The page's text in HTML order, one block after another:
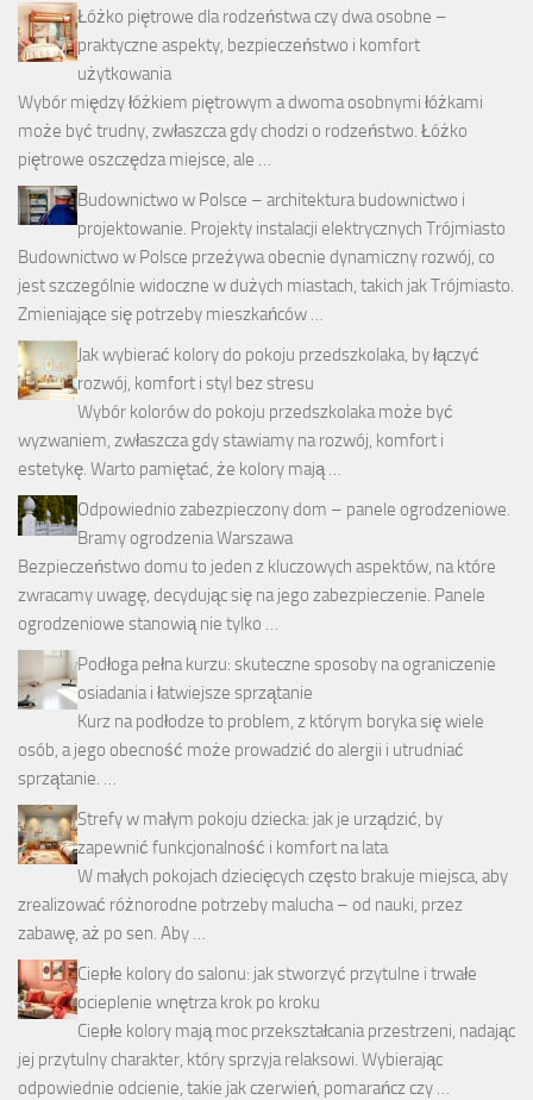
Łóżko piętrowe dla rodzeństwa czy dwa osobne –
praktyczne aspekty, bezpieczeństwo i komfort
użytkowania
Wybór między łóżkiem piętrowym a dwoma osobnymi łóżkami
może być trudny, zwłaszcza gdy chodzi o rodzeństwo. Łóżko
piętrowe oszczędza miejsce, ale …
Budownictwo w Polsce – architektura budownictwo i
projektowanie. Projekty instalacji elektrycznych Trójmiasto
Budownictwo w Polsce przeżywa obecnie dynamiczny rozwój, co
jest szczególnie widoczne w dużych miastach, takich jak Trójmiasto.
Zmieniające się potrzeby mieszkańców …
Jak wybierać kolory do pokoju przedszkolaka, by łączyć
rozwój, komfort i styl bez stresu
Wybór kolorów do pokoju przedszkolaka może być
wyzwaniem, zwłaszcza gdy stawiamy na rozwój, komfort i
estetykę. Warto pamiętać, że kolory mają …
Odpowiednio zabezpieczony dom – panele ogrodzeniowe.
Bramy ogrodzenia Warszawa
Bezpieczeństwo domu to jeden z kluczowych aspektów, na które
zwracamy uwagę, decydując się na jego zabezpieczenie. Panele
ogrodzeniowe stanowią nie tylko …
Podłoga pełna kurzu: skuteczne sposoby na ograniczenie
osiadania i łatwiejsze sprzątanie
Kurz na podłodze to problem, z którym boryka się wiele
osób, a jego obecność może prowadzić do alergii i utrudniać
sprzątanie. …
Strefy w małym pokoju dziecka: jak je urządzić, by
zapewnić funkcjonalność i komfort na lata
W małych pokojach dziecięcych często brakuje miejsca, aby
zrealizować różnorodne potrzeby malucha – od nauki, przez
zabawę, aż po sen. Aby …
Ciepłe kolory do salonu: jak stworzyć przytulne i trwałe
ocieplenie wnętrza krok po kroku
Ciepłe kolory mają moc przekształcania przestrzeni, nadając
jej przytulny charakter, który sprzyja relaksowi. Wybierając
odpowiednie odcienie, takie jak czerwień, pomarańcz czy …